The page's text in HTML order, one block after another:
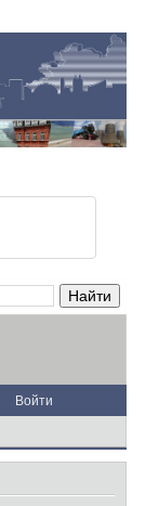
Войти